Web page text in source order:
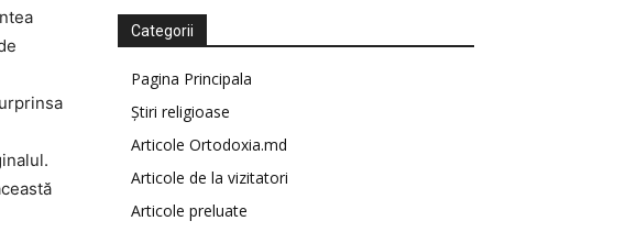
Categorii
Pagina Principala
Știri religioase
Articole Ortodoxia.md
Articole de la vizitatori
Articole preluate